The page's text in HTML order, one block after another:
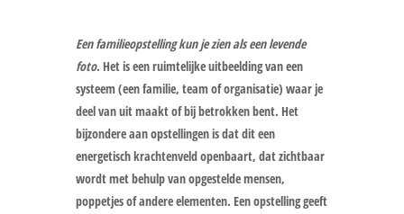
Een familieopstelling kun je zien als een levende
foto. Het is een ruimtelijke uitbeelding van een
systeem (een familie, team of organisatie) waar je
deel van uit maakt of bij betrokken bent. Het
bijzondere aan opstellingen is dat dit een
energetisch krachtenveld openbaart, dat zichtbaar
wordt met behulp van opgestelde mensen,
poppetjes of andere elementen. Een opstelling geeft